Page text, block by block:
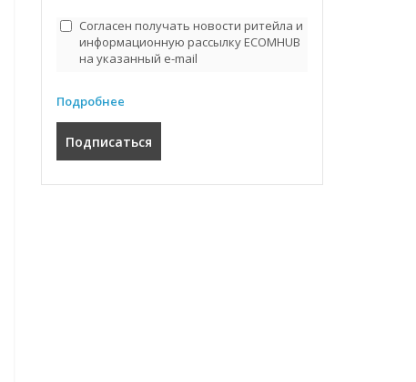
Согласен получать новости ритейла и
информационную рассылку ECOMHUB
на указанный e-mail
Подробнее